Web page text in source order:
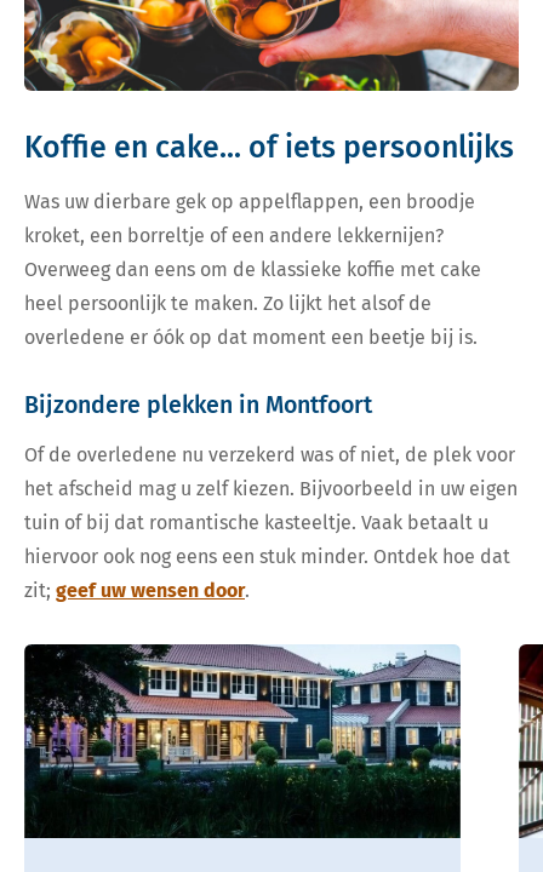
Koffie en cake... of iets persoonlijks
Was uw dierbare gek op appelflappen, een broodje
kroket, een borreltje of een andere lekkernijen?
Overweeg dan eens om de klassieke koffie met cake
heel persoonlijk te maken. Zo lijkt het alsof de
overledene er óók op dat moment een beetje bij is.
Bijzondere plekken in Montfoort
Of de overledene nu verzekerd was of niet, de plek voor
het afscheid mag u zelf kiezen. Bijvoorbeeld in uw eigen
tuin of bij dat romantische kasteeltje. Vaak betaalt u
hiervoor ook nog eens een stuk minder. Ontdek hoe dat
zit; geef uw wensen door.